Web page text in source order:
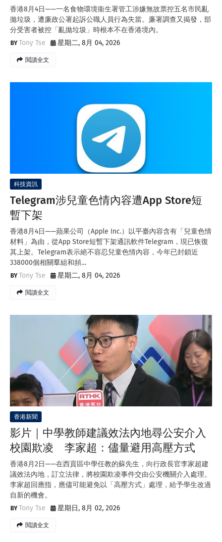
香港8月4日——一名食物環境衞生署管工涉嫌無故票控五名市民亂
拋垃圾，遭廉政公署起訴公職人員行為失當。廉署調查又揭發，部
分受害者被控「亂拋垃圾」時根本不在香港境內。
Tony Tse
星期二, 8月 04, 2026
閲讀全文
科技資訊
Telegram涉兒童色情內容遭App Store短
暫下架
香港8月4日——蘋果公司（Apple Inc.）以平臺內容含有「兒童色情
材料」為由，從App Store短暫下架通訊軟件Telegram，現已恢復
其上架。Telegram表示絕不容忍兒童色情內容，今年已封鎖近
338000個相關羣組和頻…
Tony Tse
星期二, 8月 04, 2026
閲讀全文
香港新聞
影片｜中學教師建議效法內地尋公安介入
校園欺凌 李家超：儘量避用高壓方式
香港8月2日——在西貢區中學任教的蘇先生，向行政長官李家超建
議效法內地，訂立法律，將校園欺凌事件交由公安機關介入處理。
李家超回應指，應儘可能避免以「高壓方式」處理，給予學生改過
自新的機會。
Tony Tse
星期日, 8月 02, 2026
閲讀全文